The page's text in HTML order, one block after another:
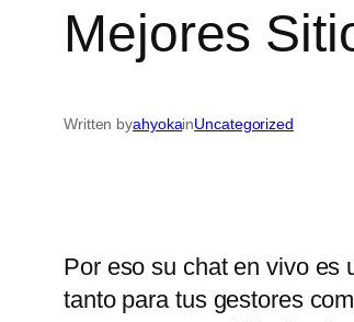
Mejores
Written byahyokainUncategorized
Por eso su chat en vivo es
tanto para tus gestores